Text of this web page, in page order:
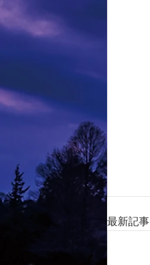
最新記事